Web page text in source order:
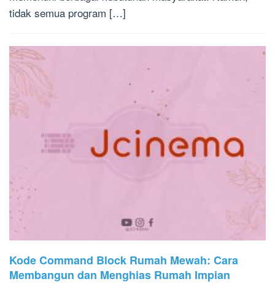
tidak semua program […]
Kode Command Block Rumah Mewah: Cara
Membangun dan Menghias Rumah Impian